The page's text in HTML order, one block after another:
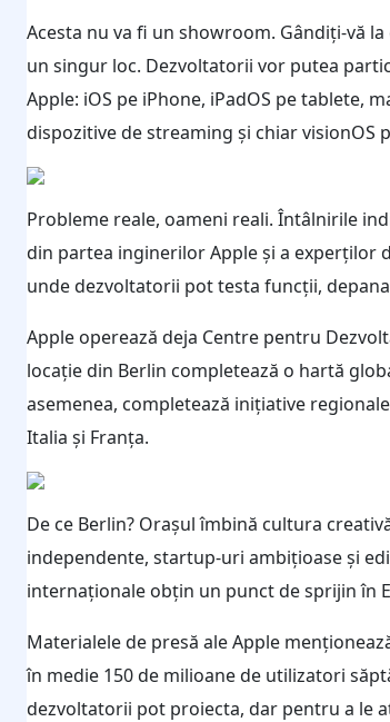
Acesta nu va fi un showroom. Gândiți-vă
un singur loc. Dezvoltatorii vor putea
Apple: iOS pe iPhone, iPadOS pe tablete,
dispozitive de streaming și chiar visionOS
Probleme reale, oameni reali. Întâlnirile
din partea inginerilor Apple și a experților
unde dezvoltatorii pot testa funcții,
Apple operează deja Centre pentru
locație din Berlin completează o hartă
asemenea, completează inițiative
Italia și Franța.
De ce Berlin? Orașul îmbină cultura
independente, startup-uri ambițioase și
internaționale obțin un punct de sprijin în
Materialele de presă ale Apple
în medie 150 de milioane de utilizatori
dezvoltatorii pot proiecta, dar pentru a le